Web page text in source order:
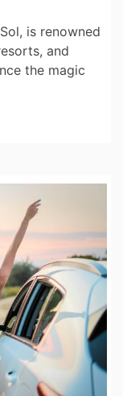
is renowned
and
the magic